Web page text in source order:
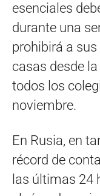
esenciales
durante una
prohibirá a
casas desde
todos los
noviembre.
En Rusia, en
récord de
las últimas 24